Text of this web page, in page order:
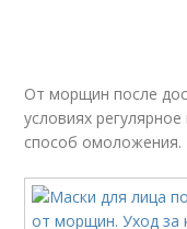
От морщин после
условиях
способ омоложения.